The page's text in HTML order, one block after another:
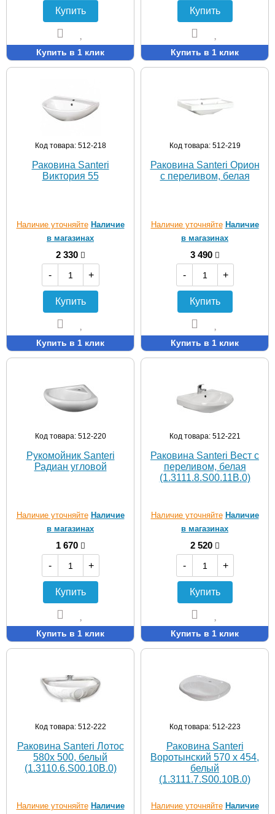
Купить
Купить в 1 клик
Купить
Купить в 1 клик
Код товара: 512-218
Раковина Santeri
Виктория 55
Наличие уточняйте Наличие
в магазинах
2 330
-
+
Купить
Купить в 1 клик
Код товара: 512-219
Раковина Santeri Орион
с переливом, белая
Наличие уточняйте Наличие
в магазинах
3 490
-
+
Купить
Купить в 1 клик
Код товара: 512-220
Рукомойник Santeri
Радиан угловой
Наличие уточняйте Наличие
в магазинах
1 670
-
+
Купить
Купить в 1 клик
Код товара: 512-221
Раковина Santeri Вест с
переливом, белая
(1.3111.8.S00.11B.0)
Наличие уточняйте Наличие
в магазинах
2 520
-
+
Купить
Купить в 1 клик
Код товара: 512-222
Раковина Santeri Лотос
580х 500, белый
(1.3110.6.S00.10B.0)
Наличие уточняйте Наличие
Код товара: 512-223
Раковина Santeri
Воротынский 570 х 454,
белый
(1.3111.7.S00.10B.0)
Наличие уточняйте Наличие